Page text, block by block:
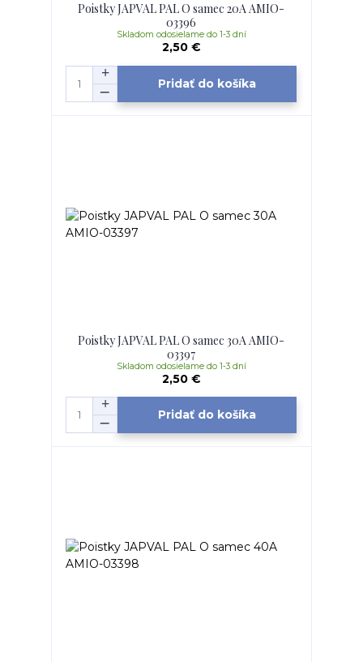
Poistky JAPVAL PAL O samec 20A AMIO-
03396
2,50 €
Skladom odosielame do 1-3 dní
Pridať do košíka
Poistky JAPVAL PAL O samec 30A AMIO-
03397
2,50 €
Skladom odosielame do 1-3 dní
Pridať do košíka